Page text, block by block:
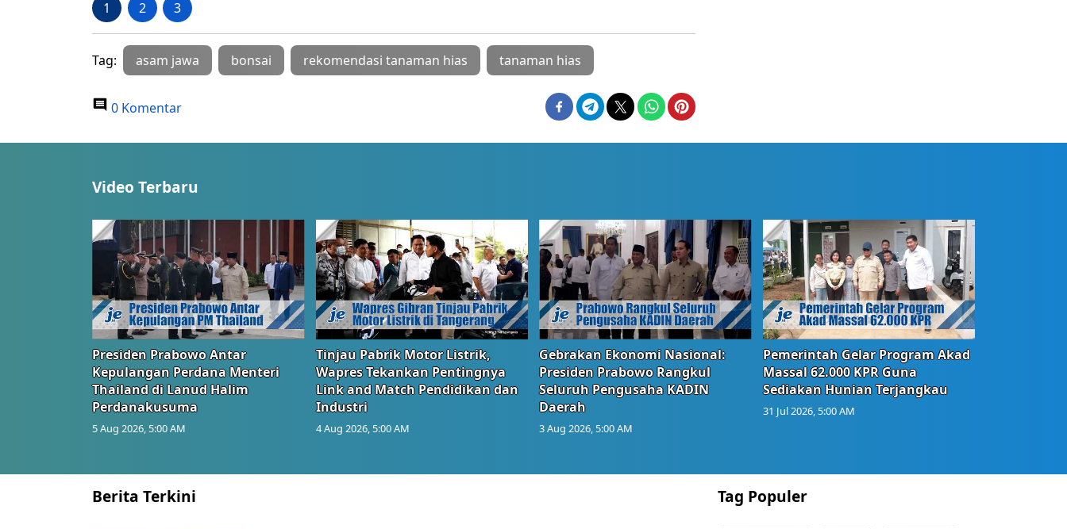
1 2 3
Tag: asam jawa bonsai rekomendasi tanaman hias tanaman hias
0 Komentar
Video Terbaru
Presiden Prabowo Antar
Kepulangan Perdana Menteri
Thailand di Lanud Halim
Perdanakusuma
5 Aug 2026, 5:00 AM
Tinjau Pabrik Motor Listrik,
Wapres Tekankan Pentingnya
Link and Match Pendidikan dan
Industri
4 Aug 2026, 5:00 AM
Gebrakan Ekonomi Nasional:
Presiden Prabowo Rangkul
Seluruh Pengusaha KADIN
Daerah
3 Aug 2026, 5:00 AM
Pemerintah Gelar Program Akad
Massal 62.000 KPR Guna
Sediakan Hunian Terjangkau
31 Jul 2026, 5:00 AM
Berita Terkini Tag Populer